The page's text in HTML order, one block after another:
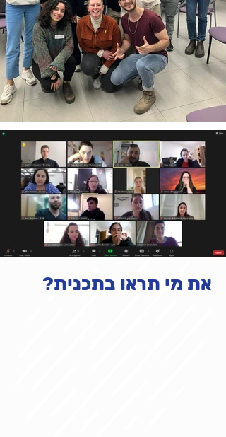
את מי תראו בתכנית?